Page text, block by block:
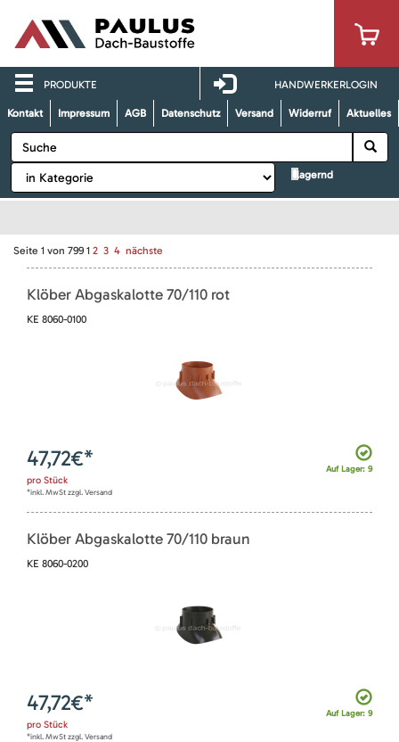
PRODUKTE HANDWERKERLOGIN
Kontakt Impressum AGB Datenschutz Versand Widerruf Aktuelles
lagernd
Seite 1 von 799 1 2 3 4 nächste
Klöber Abgaskalotte 70/110 rot
KE 8060-0100
Auf Lager: 9
47,72€*
pro Stück
*inkl. MwSt zzgl. Versand
Klöber Abgaskalotte 70/110 braun
KE 8060-0200
Auf Lager: 9
47,72€*
pro Stück
*inkl. MwSt zzgl. Versand